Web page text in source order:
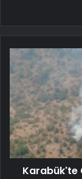
Karabük'te